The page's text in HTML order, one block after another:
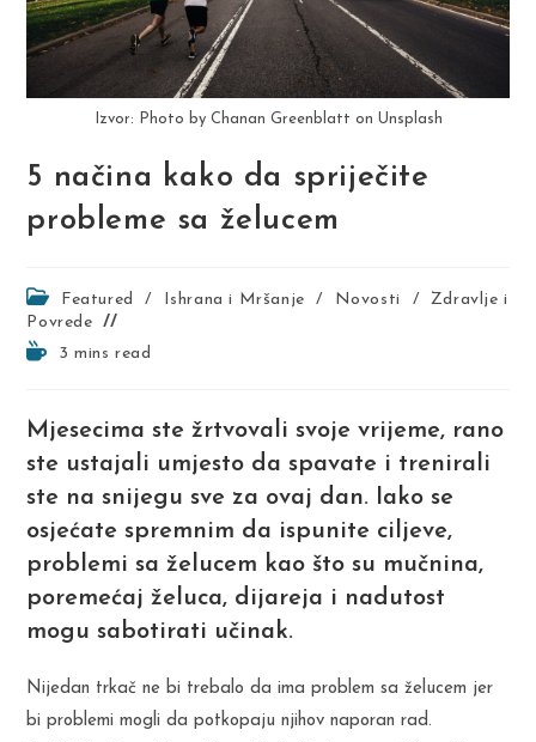
Izvor: Photo by Chanan Greenblatt on Unsplash
5 načina kako da spriječite
probleme sa želucem
Post
category:
Featured / Ishrana i Mršanje / Novosti /
Zdravlje i
Povrede
Reading3 mins read
Mjesecima ste žrtvovali svoje vrijeme, rano
ste ustajali umjesto da spavate i trenirali
ste na snijegu sve za ovaj dan. Iako se
osjećate spremnim da ispunite ciljeve,
problemi sa želucem kao što su mučnina,
poremećaj želuca, dijareja i nadutost
mogu sabotirati učinak.
Nijedan trkač ne bi trebalo da ima problem sa želucem jer
bi problemi mogli da potkopaju njihov naporan rad.